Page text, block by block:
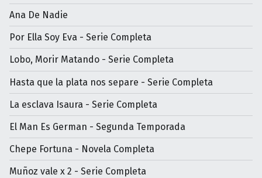
Ana De Nadie
Por Ella Soy Eva - Serie Completa
Lobo, Morir Matando - Serie Completa
Hasta que la plata nos separe - Serie Completa
La esclava Isaura - Serie Completa
El Man Es German - Segunda Temporada
Chepe Fortuna - Novela Completa
Muñoz vale x 2 - Serie Completa